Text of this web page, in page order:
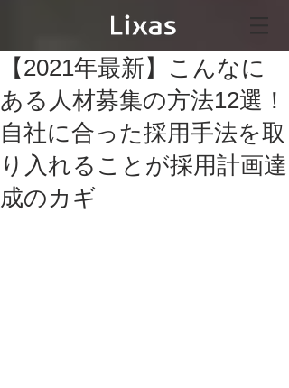
【2021年最新】こんなに
ある人材募集の方法12選！
自社に合った採用手法を取
り入れることが採用計画達
成のカギ